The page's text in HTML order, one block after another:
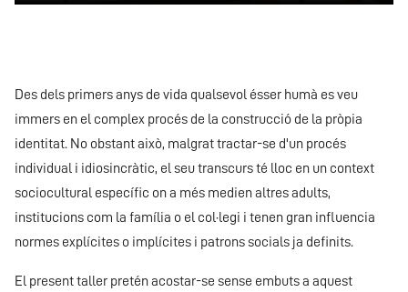
Des dels primers anys de vida qualsevol ésser humà es veu
immers en el complex procés de la construcció de la pròpia
identitat. No obstant això, malgrat tractar-se d'un procés
individual i idiosincràtic, el seu transcurs té lloc en un context
sociocultural específic on a més medien altres adults,
institucions com la família o el col·legi i tenen gran influencia
normes explícites o implícites i patrons socials ja definits.
El present taller pretén acostar-se sense embuts a aquest